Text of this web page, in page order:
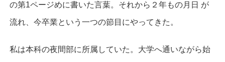
の第1ページめに書いた言葉。それから２年もの月日 が
流れ、今卒業という一つの節目にやってきた。
私は本科の夜間部に所属していた。大学へ通いながら始